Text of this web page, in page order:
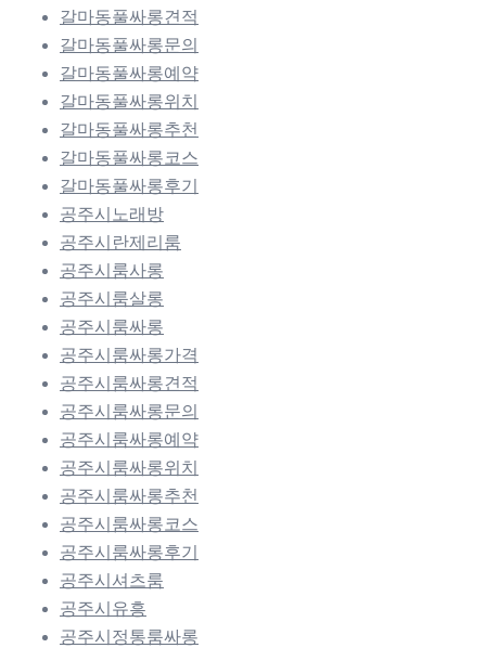
갈마동풀싸롱견적
갈마동풀싸롱문의
갈마동풀싸롱예약
갈마동풀싸롱위치
갈마동풀싸롱추천
갈마동풀싸롱코스
갈마동풀싸롱후기
공주시노래방
공주시란제리룸
공주시룸사롱
공주시룸살롱
공주시룸싸롱
공주시룸싸롱가격
공주시룸싸롱견적
공주시룸싸롱문의
공주시룸싸롱예약
공주시룸싸롱위치
공주시룸싸롱추천
공주시룸싸롱코스
공주시룸싸롱후기
공주시셔츠룸
공주시유흥
공주시정통룸싸롱